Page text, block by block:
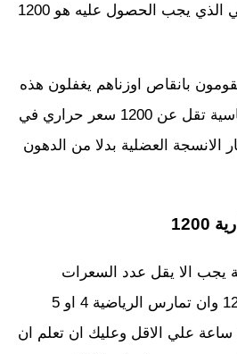
السعرات الحرارية الادني الذي يجب الحصول عليه هو 1200
بانقاص اوزناهم يغفلون هذه
الجزئية فيتبعون حميه قاسية تقل عن 1200 سعر حراري في
الانسجة العضلية بدلا من الدهون
يجب الا يقل عدد السعرات
الحرارية اليومية عن 1200 وان تمارس الرياضية 4 او 5
علي الاقل وعليك ان تعلم ان